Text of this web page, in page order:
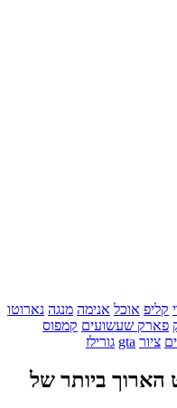
קליפ אוכל אנימה מנגה נארוטו
פארק שעשועים קמפוס
ציור gta גורילז
הסרט הארוך ביותר של